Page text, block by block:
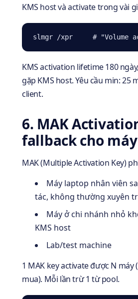
KMS host và activate trong vài
slmgr /xpr     # "Volume
KMS activation lifetime 180
gặp KMS host. Yêu cầu min: 25
client.
6. MAK
fallback cho
MAK (Multiple Activation Key)
Máy laptop nhân viên
tác, không thường xuyên
Máy ở chi nhánh nhỏ
KMS host
Lab/test machine
1 MAK key activate được N máy
mua). Mỗi lần trừ 1 từ pool.